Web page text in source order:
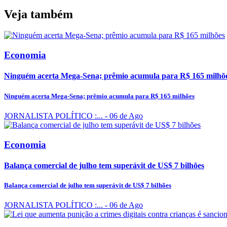
Veja também
Economia
Ninguém acerta Mega-Sena; prêmio acumula para R$ 165
Ninguém acerta Mega-Sena; prêmio acumula para R$ 165 milhões
JORNALISTA POLÍTICO :... - 06 de Ago
Economia
Balança comercial de julho tem superávit de US$ 7 bilhões
Balança comercial de julho tem superávit de US$ 7 bilhões
JORNALISTA POLÍTICO :... - 06 de Ago